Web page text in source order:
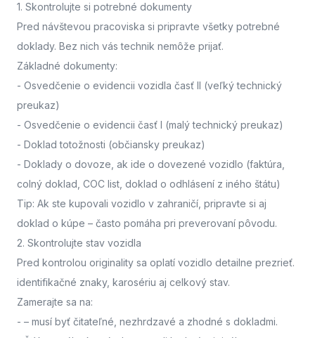
1. Skontrolujte si potrebné dokumenty
Pred návštevou pracoviska si pripravte všetky potrebné
doklady. Bez nich vás technik nemôže prijať.
Základné dokumenty:
- Osvedčenie o evidencii vozidla časť II (veľký technický
preukaz)
- Osvedčenie o evidencii časť I (malý technický preukaz)
- Doklad totožnosti (občiansky preukaz)
- Doklady o dovoze, ak ide o dovezené vozidlo (faktúra,
colný doklad, COC list, doklad o odhlásení z iného štátu)
Tip: Ak ste kupovali vozidlo v zahraničí, pripravte si aj
doklad o kúpe – často pomáha pri preverovaní pôvodu.
2. Skontrolujte stav vozidla
Pred kontrolou originality sa oplatí vozidlo detailne prezrieť.
identifikačné znaky, karosériu aj celkový stav.
Zamerajte sa na:
- – musí byť čitateľné, nezhrdzavé a zhodné s dokladmi.